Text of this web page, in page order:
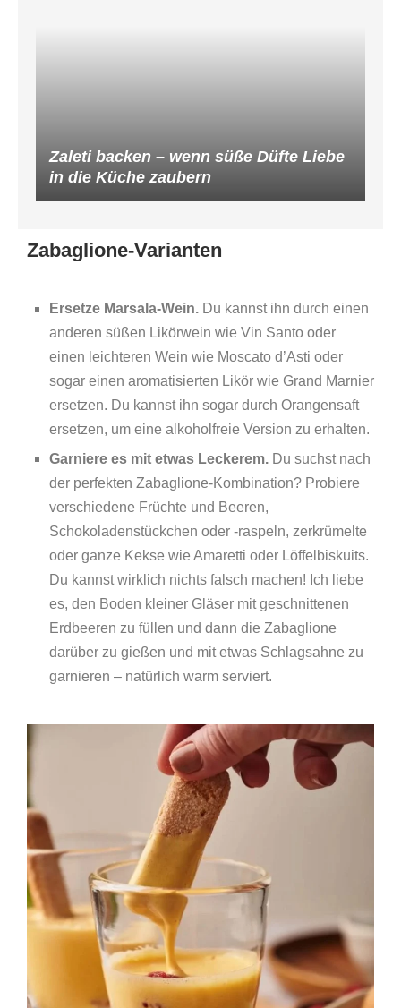
Zaleti backen – wenn süße Düfte Liebe
in die Küche zaubern
Zabaglione-Varianten
Ersetze Marsala-Wein. Du kannst ihn durch einen
anderen süßen Likörwein wie Vin Santo oder
einen leichteren Wein wie Moscato d’Asti oder
sogar einen aromatisierten Likör wie Grand Marnier
ersetzen. Du kannst ihn sogar durch Orangensaft
ersetzen, um eine alkoholfreie Version zu erhalten.
Garniere es mit etwas Leckerem. Du suchst nach
der perfekten Zabaglione-Kombination? Probiere
verschiedene Früchte und Beeren,
Schokoladenstückchen oder -raspeln, zerkrümelte
oder ganze Kekse wie Amaretti oder Löffelbiskuits.
Du kannst wirklich nichts falsch machen! Ich liebe
es, den Boden kleiner Gläser mit geschnittenen
Erdbeeren zu füllen und dann die Zabaglione
darüber zu gießen und mit etwas Schlagsahne zu
garnieren – natürlich warm serviert.